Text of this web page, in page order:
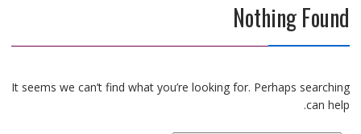
Nothing Found
It seems we can’t find what you’re looking for. Perhaps searching
can help.